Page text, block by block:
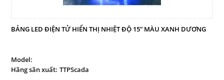
BẢNG LED ĐIỆN TỬ HIỂN THỊ NHIỆT ĐỘ 15” MÀU XANH DƯƠNG
Model:
Hãng sãn xuất: TTPScada